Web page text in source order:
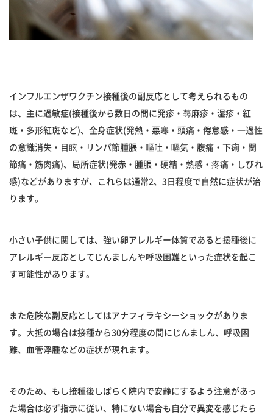
インフルエンザワクチン接種後の副反応として考えられるもの
は、主に過敏症(接種後から数日の間に発疹・蕁麻疹・湿疹・紅
斑・多形紅斑など)、全身症状(発熱・悪寒・頭痛・倦怠感・一過性
の意識消失・目眩・リンパ節腫脹・嘔吐・嘔気・腹痛・下痢・関
節痛・筋肉痛)、局所症状(発赤・腫脹・硬結・熱感・疼痛・しびれ
感)などがありますが、これらは通常2、3日程度で自然に症状が治
ります。
小さい子供に関しては、強い卵アレルギー体質であると接種後に
アレルギー反応としてじんましんや呼吸困難といった症状を起こ
す可能性があります。
また危険な副反応としてはアナフィラキシーショックがありま
す。大抵の場合は接種から30分程度の間にじんましん、呼吸困
難、血管浮腫などの症状が現れます。
そのため、もし接種後しばらく院内で安静にするよう注意があっ
た場合は必ず指示に従い、特にない場合も自分で異変を感じたら